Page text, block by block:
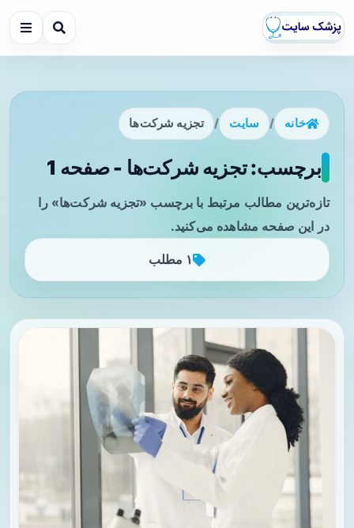
خانه / سایت / تجزیه شرکت‌ها
برچسب: تجزیه شرکت‌ها - صفحه 1
تازه‌ترین مطالب مرتبط با برچسب «تجزیه شرکت‌ها» را
در این صفحه مشاهده می‌کنید.
۱ مطلب